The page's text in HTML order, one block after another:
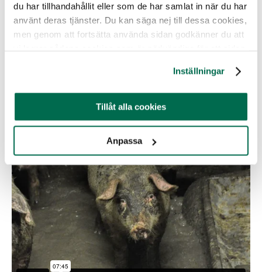
du har tillhandahållit eller som de har samlat in när du har
använt deras tjänster. Du kan säga nej till dessa cookies,
men genom att fortsätta använda sidan godkänner du att
Inställningar
Tillåt alla cookies
Anpassa
djurfabriker och slakterier. Ett flertal gånger har vi
dokumenterat flera svenska minkfarmer och de filmerna
och bilderna kan du se på sidanSveket mot minkarna.